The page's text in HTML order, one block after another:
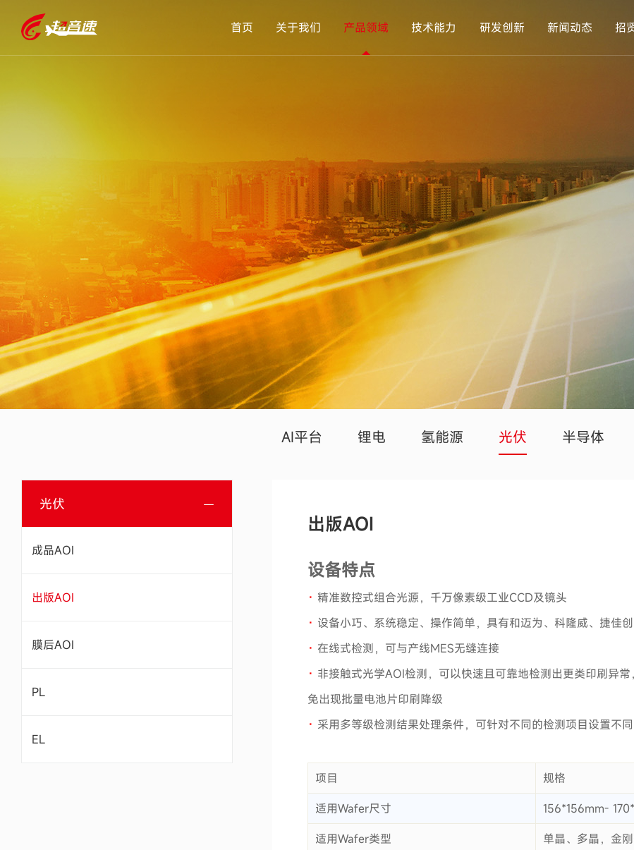
首页 关于我们 产品领域 技术能力 研发创新 新闻动态 招
AI平台 锂电 氢能源 光伏 半导体
光伏
成品AOI
出版AOI
膜后AOI
PL
EL
出版AOI
设备特点
· 精准数控式组合光源，千万像素级工业CCD及镜头
· 设备小巧、系统稳定、操作简单，具有和迈为、科隆威、捷佳
· 在线式检测，可与产线MES无缝连接
· 非接触式光学AOI检测，可以快速且可靠地检测出更类印刷异
免出现批量电池片印刷降级
· 采用多等级检测结果处理条件，可针对不同的检测项目设置不
项目
规格
适用Wafer尺寸
156*156mm-
适用Wafer类型
单晶、多晶，金